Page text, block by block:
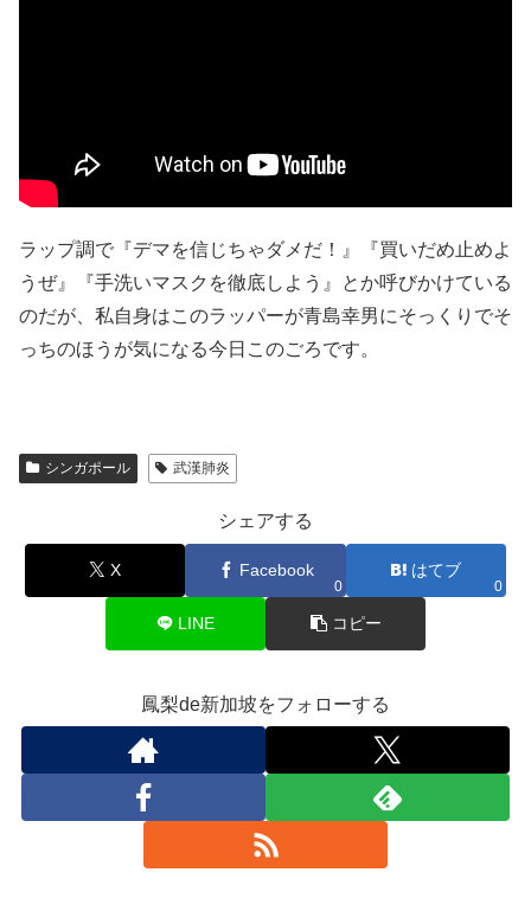
ラップ調で『デマを信じちゃダメだ！』『買いだめ止めよ
うぜ』『手洗いマスクを徹底しよう』とか呼びかけている
のだが、私自身はこのラッパーが青島幸男にそっくりでそ
っちのほうが気になる今日このごろです。
シンガポール 武漢肺炎
シェアする
X Facebook
0
はてブ
0
LINE コピー
鳳梨de新加坡をフォローする